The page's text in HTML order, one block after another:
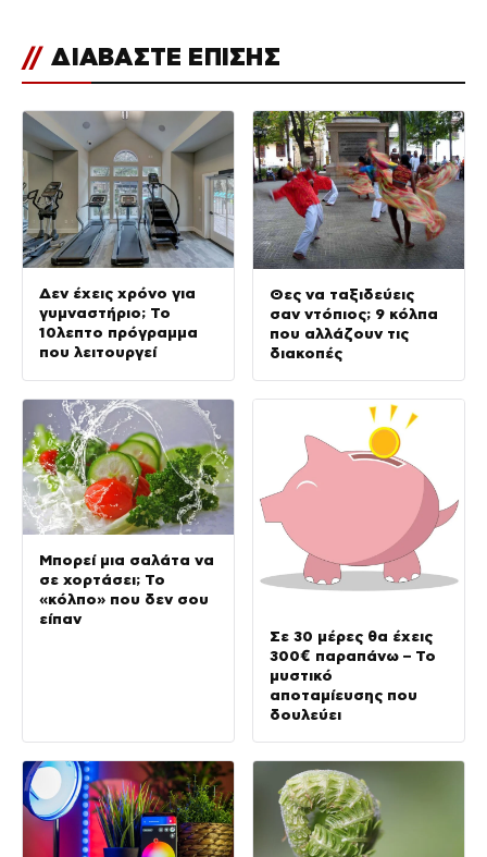
// ΔΙΑΒΑΣΤΕ ΕΠΙΣΗΣ
Δεν έχεις χρόνο για
γυμναστήριο; Το
10λεπτο πρόγραμμα
που λειτουργεί
Θες να ταξιδεύεις
σαν ντόπιος; 9 κόλπα
που αλλάζουν τις
διακοπές
Μπορεί μια σαλάτα να
σε χορτάσει; Το
«κόλπο» που δεν σου
είπαν
Σε 30 μέρες θα έχεις
300€ παραπάνω – Το
μυστικό
αποταμίευσης που
δουλεύει